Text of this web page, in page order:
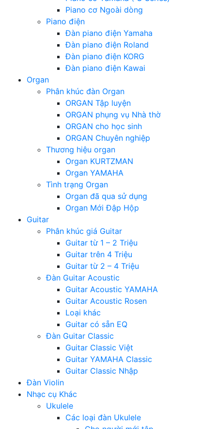
Piano cơ Ngoài dòng
Piano điện
Đàn piano điện Yamaha
Đàn piano điện Roland
Đàn piano điện KORG
Đàn piano điện Kawai
Organ
Phân khúc đàn Organ
ORGAN Tập luyện
ORGAN phụng vụ Nhà thờ
ORGAN cho học sinh
ORGAN Chuyên nghiệp
Thương hiệu organ
Organ KURTZMAN
Organ YAMAHA
Tình trạng Organ
Organ đã qua sử dụng
Organ Mới Đập Hộp
Guitar
Phân khúc giá Guitar
Guitar từ 1 – 2 Triệu
Guitar trên 4 Triệu
Guitar từ 2 – 4 Triệu
Đàn Guitar Acoustic
Guitar Acoustic YAMAHA
Guitar Acoustic Rosen
Loại khác
Guitar có sẵn EQ
Đàn Guitar Classic
Guitar Classic Việt
Guitar YAMAHA Classic
Guitar Classic Nhập
Đàn Violin
Nhạc cụ Khác
Ukulele
Các loại đàn Ukulele